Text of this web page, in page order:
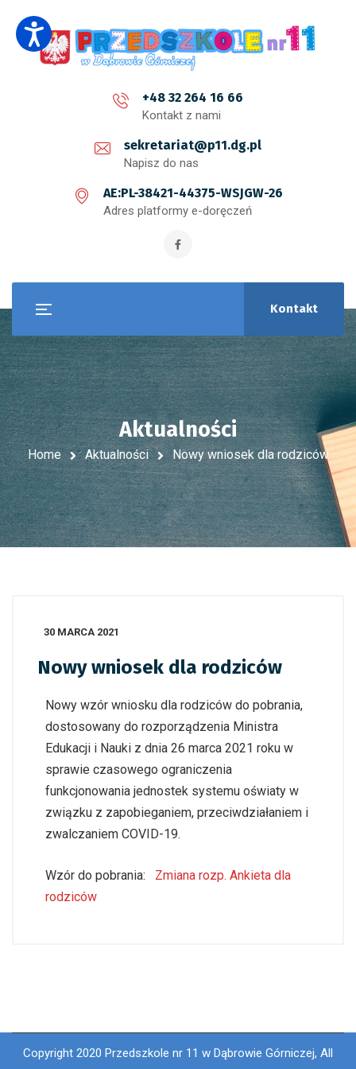
+48 32 264 16 66
Kontakt z nami
sekretariat@p11.dg.pl
Napisz do nas
AE:PL-38421-44375-WSJGW-26
Adres platformy e-doręczeń
Kontakt
Aktualności
Home Aktualności Nowy wniosek dla rodziców
30 MARCA 2021
Nowy wniosek dla rodziców
Nowy wzór wniosku dla rodziców do pobrania,
dostosowany do rozporządzenia Ministra
Edukacji i Nauki z dnia 26 marca 2021 roku w
sprawie czasowego ograniczenia
funkcjonowania jednostek systemu oświaty w
związku z zapobieganiem, przeciwdziałaniem i
zwalczaniem COVID-19.
Wzór do pobrania: Zmiana rozp. Ankieta dla
rodziców
Copyright 2020 Przedszkole nr 11 w Dąbrowie Górniczej, All